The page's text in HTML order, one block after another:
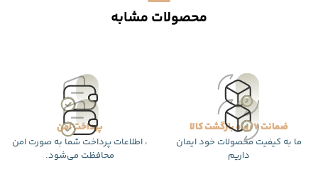
محصولات مشابه
ضمانت 7 روزه بازگشت کالا
ما به کیفیت محصولات خود ایمان
داریم
پرداخت امن
، اطلاعات پرداخت شما به صورت امن
محافظت می‌شود.